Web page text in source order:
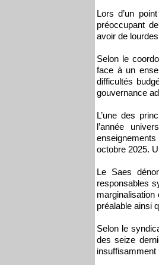
Lors d’un
préoccupant
avoir de
Selon le
face à un
difficultés
gouvernance
L’une des
l’année
octobre 2025.
Le Saes
responsables
préalable ainsi
Selon le
des seize
insuffisamment